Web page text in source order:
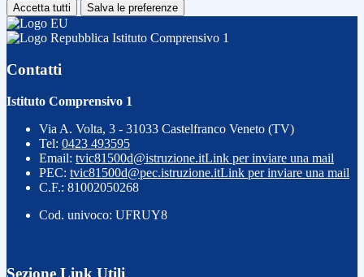
Accetta tutti Salva le preferenze
Istituto Comprensivo 1
Contatti
Istituto Comprensivo 1
Via A. Volta, 3 - 31033 Castelfranco Veneto (TV)
Tel: 0423 493595
Email: tvic81500d@istruzione.itLink per inviare una mail
PEC: tvic81500d@pec.istruzione.itLink per inviare una mail
C.F.: 81002050268
Cod. univoco: UFRUY8